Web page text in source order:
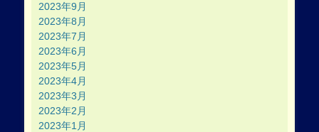
2023年9月
2023年8月
2023年7月
2023年6月
2023年5月
2023年4月
2023年3月
2023年2月
2023年1月